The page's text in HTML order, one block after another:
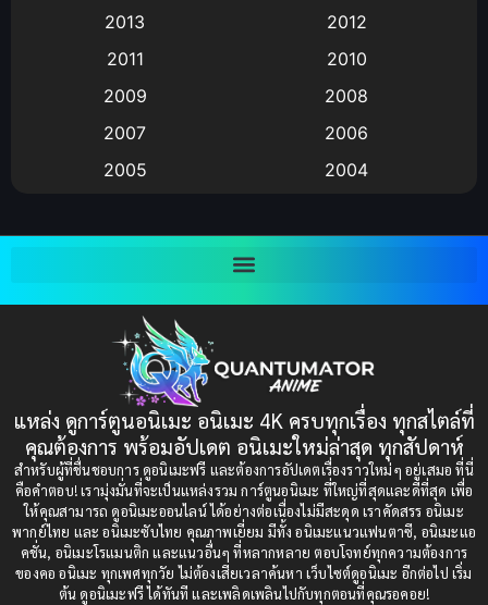
(9)
Big tits (นมใหญ่)
Bitch (ผู้หญิงร่าน)
Bondage (ทาส)(1)
(1)
Censored (เซ็นเซอร์)(19)
Comedy (ตลก)(85)
Comedy (ตลก)(235)
Comic Book การ์ตูน(1)
2013
2012
2011
2010
2009
2008
2007
2006
2005
2004
2001
2000
1997
1993
1991
1989
1988
1987
1985
1984
1983
1982
1981
1980
1979
แหล่ง ดูการ์ตูนอนิเมะ อนิเมะ 4K ครบทุกเรื่อง ทุกสไตล์ที่
คุณต้องการ พร้อมอัปเดต อนิเมะใหม่ล่าสุด ทุกสัปดาห์
สำหรับผู้ที่ชื่นชอบการ ดูอนิเมะฟรี และต้องการอัปเดตเรื่องราวใหม่ๆ อยู่เสมอ ที่นี่
คือคำตอบ! เรามุ่งมั่นที่จะเป็นแหล่งรวม การ์ตูนอนิเมะ ที่ใหญ่ที่สุดและดีที่สุด เพื่อ
ให้คุณสามารถ ดูอนิเมะออนไลน์ ได้อย่างต่อเนื่องไม่มีสะดุด เราคัดสรร อนิเมะ
พากย์ไทย และ อนิเมะซับไทย คุณภาพเยี่ยม มีทั้ง อนิเมะแนวแฟนตาซี, อนิเมะแอ
คชั่น, อนิเมะโรแมนติก และแนวอื่นๆ ที่หลากหลาย ตอบโจทย์ทุกความต้องการ
ของคอ อนิเมะ ทุกเพศทุกวัย ไม่ต้องเสียเวลาค้นหา เว็บไซต์ดูอนิเมะ อีกต่อไป เริ่ม
ต้น ดูอนิเมะฟรี ได้ทันที และเพลิดเพลินไปกับทุกตอนที่คุณรอคอย!